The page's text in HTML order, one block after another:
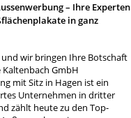
– Ihre Experten
in ganz
wir bringen Ihre Botschaft
Kaltenbach GmbH
mit Sitz in Hagen ist ein
Unternehmen in dritter
zählt heute zu den Top-